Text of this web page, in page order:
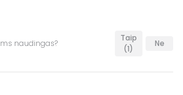
naudingas?
Taip
(1)
Ne